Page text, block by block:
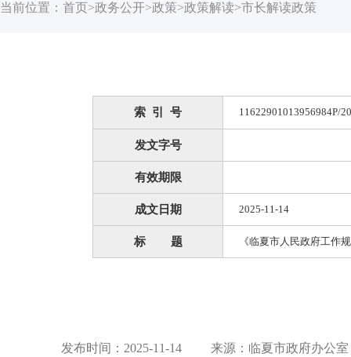
当前位置： 首页>政务公开>政策>政策解读>市长解读政策
索 引 号 11622901013956984P/
发文字号
有效期限
成文日期 2025-11-14
标 题 《临夏市人民政府工作
发布时间：2025-11-14 来源：临夏市政府办公室